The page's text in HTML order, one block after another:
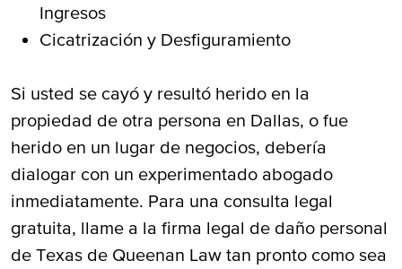
Ingresos
Cicatrización y Desfiguramiento
Si usted se cayó y resultó herido en la
propiedad de otra persona en Dallas, o fue
herido en un lugar de negocios, debería
dialogar con un experimentado abogado
inmediatamente. Para una consulta legal
gratuita, llame a la firma legal de daño personal
de Texas de Queenan Law tan pronto como sea